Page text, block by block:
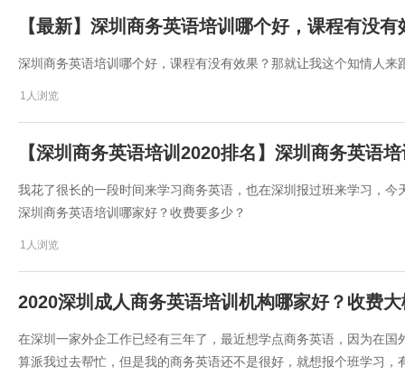
【最新】深圳商务英语培训哪个好，课程有没有
深圳商务英语培训哪个好，课程有没有效果？那就让我这个知情人来
1人浏览
【深圳商务英语培训2020排名】深圳商务英语
我花了很长的一段时间来学习商务英语，也在深圳报过班来学习，
深圳商务英语培训哪家好？收费要多少？
1人浏览
2020深圳成人商务英语培训机构哪家好？收费
在深圳一家外企工作已经有三年了，最近想学点商务英语，因为在
算派我过去帮忙，但是我的商务英语还不是很好，就想报个班学习